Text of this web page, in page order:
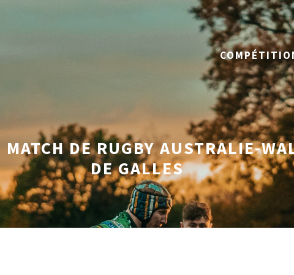
DE RUGBY AUSTRALIE-
DE GALLES